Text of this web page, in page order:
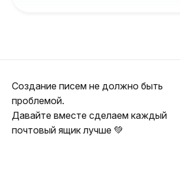
Создание писем не должно быть
проблемой.
Давайте вместе сделаем каждый
почтовый ящик лучше 💚